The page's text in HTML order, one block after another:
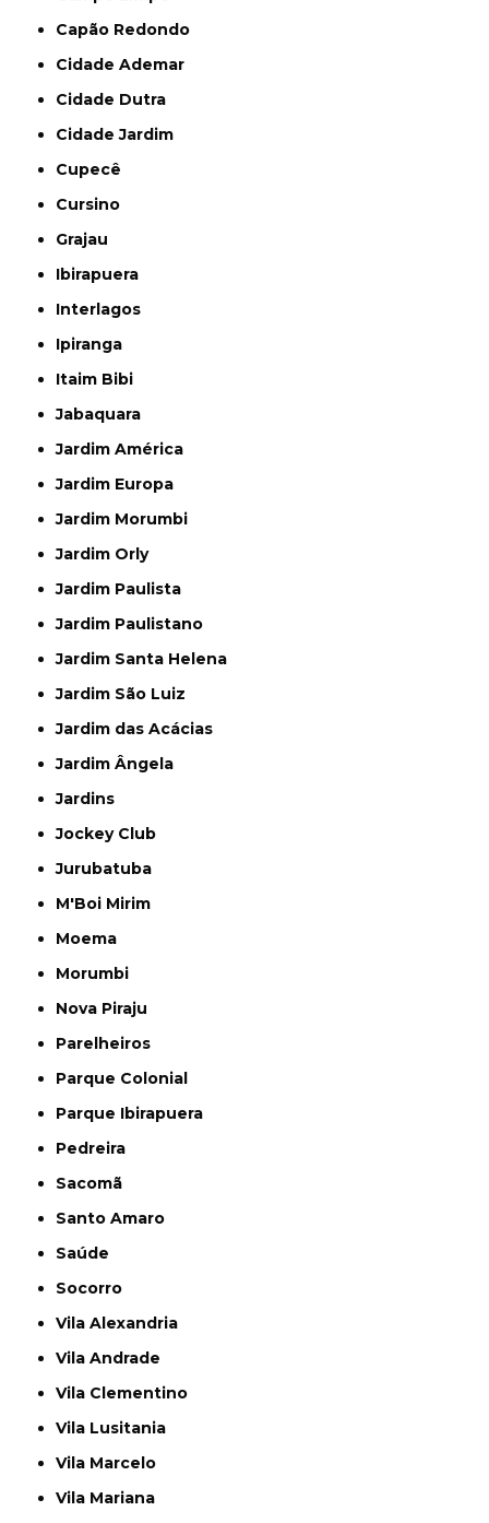
Capão Redondo
Cidade Ademar
Cidade Dutra
Cidade Jardim
Cupecê
Cursino
Grajau
Ibirapuera
Interlagos
Ipiranga
Itaim Bibi
Jabaquara
Jardim América
Jardim Europa
Jardim Morumbi
Jardim Orly
Jardim Paulista
Jardim Paulistano
Jardim Santa Helena
Jardim São Luiz
Jardim das Acácias
Jardim Ângela
Jardins
Jockey Club
Jurubatuba
M'Boi Mirim
Moema
Morumbi
Nova Piraju
Parelheiros
Parque Colonial
Parque Ibirapuera
Pedreira
Sacomã
Santo Amaro
Saúde
Socorro
Vila Alexandria
Vila Andrade
Vila Clementino
Vila Lusitania
Vila Marcelo
Vila Mariana